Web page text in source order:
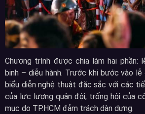
Chương trình được chia làm hai phần:
binh – diễu hành. Trước khi bước vào
biểu diễn nghệ thuật đặc sắc với các
của lực lượng quân đội, trống hội của
mục do TP.HCM đảm trách dàn dựng.